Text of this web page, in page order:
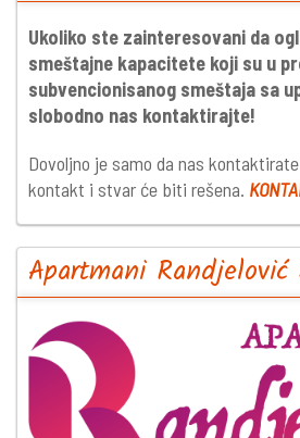
Ukoliko ste zainteresovani da
smeštajne kapacitete koji su u
subvencionisanog smeštaja sa
slobodno nas kontaktirajte!
Dovoljno je samo da nas
kontakt i stvar će biti rešena.
Apartmani Randjelović